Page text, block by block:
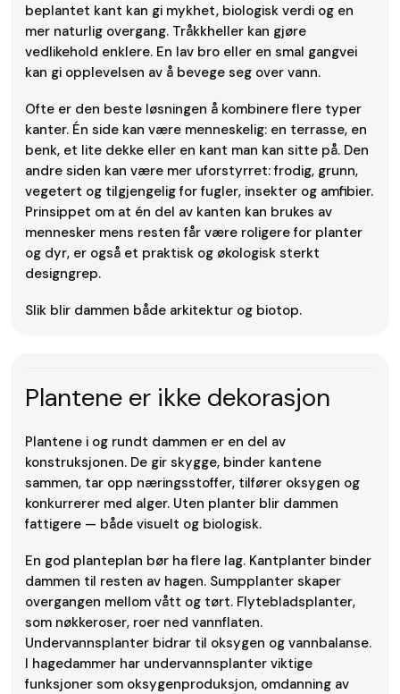
beplantet kant kan gi mykhet, biologisk verdi og en
mer naturlig overgang. Tråkkheller kan gjøre
vedlikehold enklere. En lav bro eller en smal gangvei
kan gi opplevelsen av å bevege seg over vann.
Ofte er den beste løsningen å kombinere flere typer
kanter. Én side kan være menneskelig: en terrasse, en
benk, et lite dekke eller en kant man kan sitte på. Den
andre siden kan være mer uforstyrret: frodig, grunn,
vegetert og tilgjengelig for fugler, insekter og amfibier.
Prinsippet om at én del av kanten kan brukes av
mennesker mens resten får være roligere for planter
og dyr, er også et praktisk og økologisk sterkt
designgrep.
Slik blir dammen både arkitektur og biotop.
Plantene er ikke dekorasjon
Plantene i og rundt dammen er en del av
konstruksjonen. De gir skygge, binder kantene
sammen, tar opp næringsstoffer, tilfører oksygen og
konkurrerer med alger. Uten planter blir dammen
fattigere — både visuelt og biologisk.
En god planteplan bør ha flere lag. Kantplanter binder
dammen til resten av hagen. Sumpplanter skaper
overgangen mellom vått og tørt. Flytebladsplanter,
som nøkkeroser, roer ned vannflaten.
Undervannsplanter bidrar til oksygen og vannbalanse.
I hagedammer har undervannsplanter viktige
funksjoner som oksygenproduksjon, omdanning av